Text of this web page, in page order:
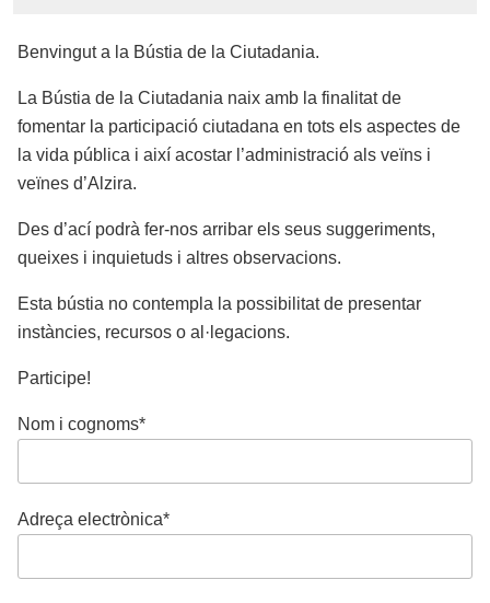
Benvingut a la Bústia de la Ciutadania.
La Bústia de la Ciutadania naix amb la finalitat de
fomentar la participació ciutadana en tots els aspectes de
la vida pública i així acostar l’administració als veïns i
veïnes d’Alzira.
Des d’ací podrà fer-nos arribar els seus suggeriments,
queixes i inquietuds i altres observacions.
Esta bústia no contempla la possibilitat de presentar
instàncies, recursos o al·legacions.
Participe!
Nom i cognoms*
Adreça electrònica*